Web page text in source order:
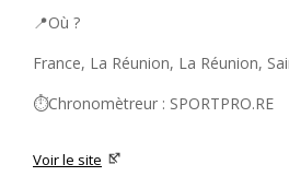
📍Où ?
France, La Réunion, La Réunion,
⏱️Chronomètreur : SPORTPRO.RE
Voir le site